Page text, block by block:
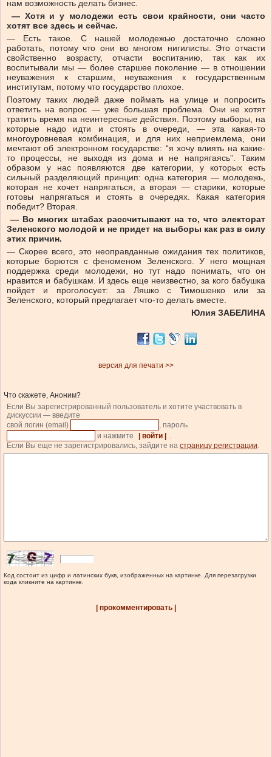
нам возможность делать бизнес.
— Хотя и у молодежи есть свои крайности, они часто
хотят все здесь и сейчас.
— Есть такое. С нашей молодежью достаточно сложно
работать, потому что они во многом нигилисты. Это отчасти
свойственно возрасту, отчасти воспитанию, так как их
воспитывали мы — более старшее поколение — в отношении
неуважения к старшим, неуважения к государственным
институтам, потому что государство плохое.
Поэтому таких людей даже поймать на улице и попросить
ответить на вопрос — уже большая проблема. Они не хотят
тратить время на неинтересные действия. Поэтому выборы, на
которые надо идти и стоять в очереди, — эта какая-то
многоуровневая комбинация, и для них неприемлема, они
мечтают об электронном государстве: “я хочу влиять на какие-
то процессы, не выходя из дома и не напрягаясь”. Таким
образом у нас появляются две категории, у которых есть
сильный разделяющий принцип: одна категория — молодежь,
которая не хочет напрягаться, а вторая — старики, которые
готовы напрягаться и стоять в очередях. Какая категория
победит? Вторая.
— Во многих штабах рассчитывают на то, что электорат
Зеленского молодой и не придет на выборы как раз в силу
этих причин.
— Скорее всего, это неоправданные ожидания тех политиков,
которые борются с феноменом Зеленского. У него мощная
поддержка среди молодежи, но тут надо понимать, что он
нравится и бабушкам. И здесь еще неизвестно, за кого бабушка
пойдет и проголосует: за Ляшко с Тимошенко или за
Зеленского, который предлагает что-то делать вместе.
Юлия ЗАБЕЛИНА
версия для печати >>
Что скажете, Аноним?
Если Вы зарегистрированный пользователь и хотите участвовать в
дискуссии — введите
свой логин (email)
, пароль
и нажмите
| войти |
.
Если Вы еще не зарегистрировались, зайдите на страницу регистрации.
Код состоит из цифр и латинских букв, изображенных на картинке. Для перезагрузки
кода кликните на картинке.
| прокомментировать |